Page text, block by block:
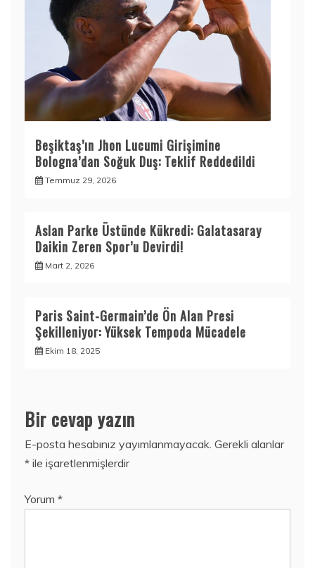
Beşiktaş’ın Jhon Lucumi Girişimine
Bologna’dan Soğuk Duş: Teklif Reddedildi
Temmuz 29, 2026
Aslan Parke Üstünde Kükredi: Galatasaray
Daikin Zeren Spor’u Devirdi!
Mart 2, 2026
Paris Saint-Germain’de Ön Alan Presi
Şekilleniyor: Yüksek Tempoda Mücadele
Ekim 18, 2025
Bir cevap yazın
E-posta hesabınız yayımlanmayacak. Gerekli alanlar
* ile işaretlenmişlerdir
Yorum *